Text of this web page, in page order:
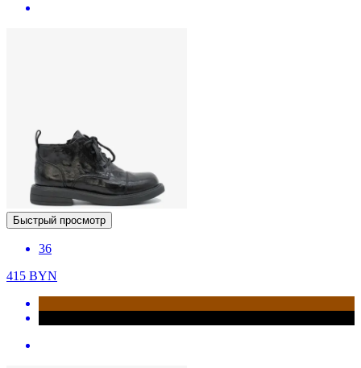
Быстрый просмотр
36
415 BYN